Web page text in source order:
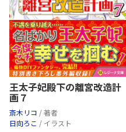
王太子妃殿下の離宮改造計
画７
斎木リコ / 著者
日向ろこ / イラスト